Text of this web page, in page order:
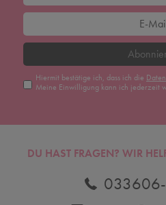
Hiermit bestätige ich, dass ich die
Meine Einwilligung kann ich jederzeit
DU HAST FRAGEN? WIR